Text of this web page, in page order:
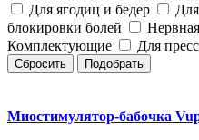
Для ягодиц и бедер
блокировки болей
Комплектующие
Для
Сбросить Подобрать
Миостимулятор-бабочка